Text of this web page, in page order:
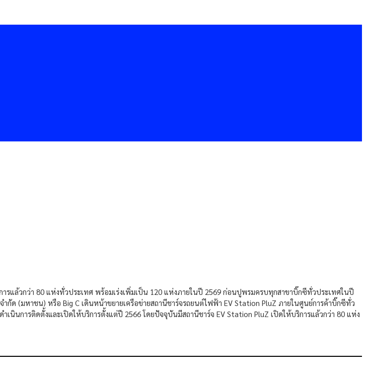
รแล้วกว่า 80 แห่งทั่วประเทศ พร้อมเร่งเพิ่มเป็น 120 แห่งภายในปี 2569 ก่อนปูพรมครบทุกสาขาบิ๊กซีทั่วประเทศในปี
ด (มหาชน) หรือ Big C เดินหน้าขยายเครือข่ายสถานีชาร์จรถยนต์ไฟฟ้า EV Station PluZ ภายในศูนย์การค้าบิ๊กซีทั่ว
นินการติดตั้งและเปิดให้บริการตั้งแต่ปี 2566 โดยปัจจุบันมีสถานีชาร์จ EV Station PluZ เปิดให้บริการแล้วกว่า 80 แห่ง